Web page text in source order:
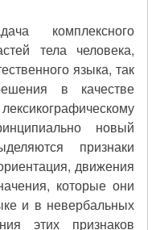
комплексного
тела человека,
языка, так
в качестве
новый
признаки
движения
которые они
и в невербальных
этих признаков